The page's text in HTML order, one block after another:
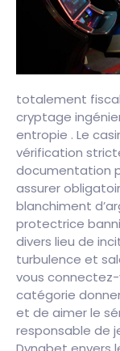
totalement
cryptage
entropie . Le
vérification
documentation
assurer
blanchiment
protectrice
divers lieu de
turbulence et
vous
catégorie
et de aimer le
responsable de